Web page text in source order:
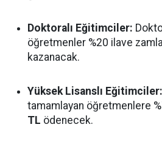
Doktoralı Eğitimciler:
öğretmenler %20 ilave
kazanacak.
Yüksek Lisanslı Eğitimciler:
tamamlayan öğretmenlere
TL ödenecek.